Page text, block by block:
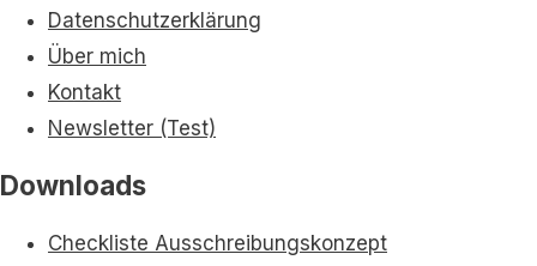
Datenschutzerklärung
Über mich
Kontakt
Newsletter (Test)
Downloads
Checkliste Ausschreibungskonzept